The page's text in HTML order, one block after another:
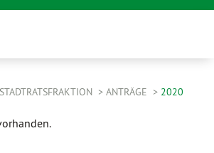
STADTRATSFRAKTION ANTRÄGE 2020